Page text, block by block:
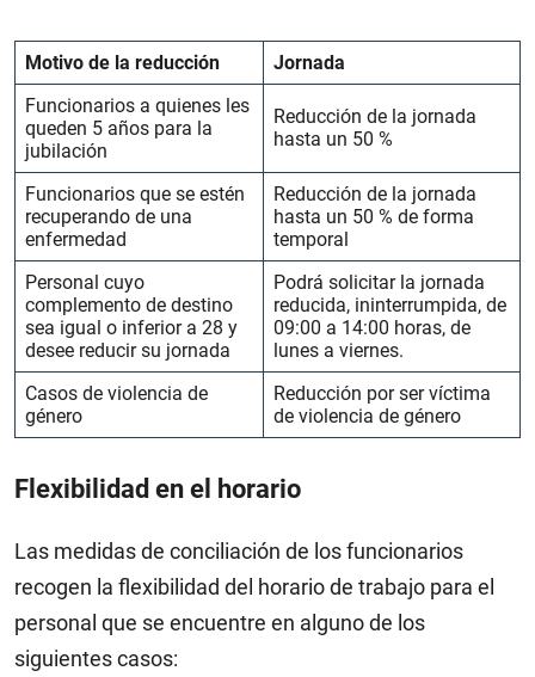
Motivo de la reducción
Jornada
Funcionarios a quienes les
queden 5 años para la
jubilación
Reducción de la jornada
hasta un 50 %
Funcionarios que se estén
recuperando de una
enfermedad
Reducción de la jornada
hasta un 50 % de forma
temporal
Personal cuyo
complemento de destino
sea igual o inferior a 28 y
desee reducir su jornada
Podrá solicitar la jornada
reducida, ininterrumpida, de
09:00 a 14:00 horas, de
lunes a viernes.
Casos de violencia de
género
Reducción por ser víctima
de violencia de género
Flexibilidad en el horario
Las medidas de conciliación de los funcionarios
recogen la flexibilidad del horario de trabajo para el
personal que se encuentre en alguno de los
siguientes casos: